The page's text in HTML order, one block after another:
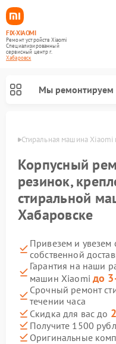
FIX-XIAOMI
Ремонт устройств Xiaomi
Специализированный
cервисный центр г.
Хабаровск
Мы ремонтируем
Стиральная машина
Корпусный
резинок,
стиральной
Хабаровске
Привезем и увезем
собственной
Гарантия на наши
машин Xiaomi до
Срочный ремонт
течении часа
Скидка для вас до
Получите 1500
Оригинальные